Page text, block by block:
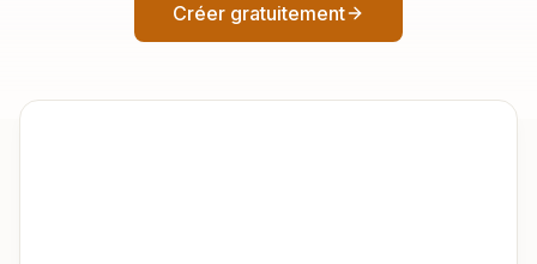
Créer gratuitement